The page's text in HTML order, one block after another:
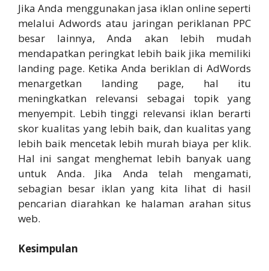
Jika Anda menggunakan jasa iklan online seperti
melalui Adwords atau jaringan periklanan PPC
besar lainnya, Anda akan lebih mudah
mendapatkan peringkat lebih baik jika memiliki
landing page. Ketika Anda beriklan di AdWords
menargetkan landing page, hal itu
meningkatkan relevansi sebagai topik yang
menyempit. Lebih tinggi relevansi iklan berarti
skor kualitas yang lebih baik, dan kualitas yang
lebih baik mencetak lebih murah biaya per klik.
Hal ini sangat menghemat lebih banyak uang
untuk Anda. Jika Anda telah mengamati,
sebagian besar iklan yang kita lihat di hasil
pencarian diarahkan ke halaman arahan situs
web.
Kesimpulan